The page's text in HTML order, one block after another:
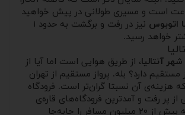
حدود ۹ ساعت است و مسیری طولانی در پیش خواهید
اتوبوس
نیز در رفت و برگشت به حدود ۱
خواهد رسید.
آنتالیا، از طریق هوایی است اما آیا از
مستقیم دارد؟ بله. پرواز مستقیم از تهران
که هزینه‌ی آن نسبتا گران‌تر است. فرودگاه
از پر رفت و آمد‌ترین فرودگاه‌های قاره‌ی
اروپا است که سالانه بیش از ۲۰ میلیون مسافر را جابه‌جا